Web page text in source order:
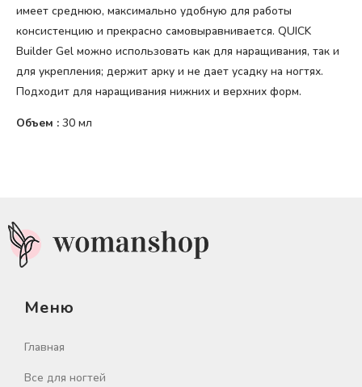
имеет среднюю, максимально удобную для работы
консистенцию и прекрасно самовыравнивается. QUICK
Builder Gel можно использовать как для наращивания, так и
для укрепления; держит арку и не дает усадку на ногтях.
Подходит для наращивания нижних и верхних форм.
Объем : 30 мл
Меню
Главная
Все для ногтей